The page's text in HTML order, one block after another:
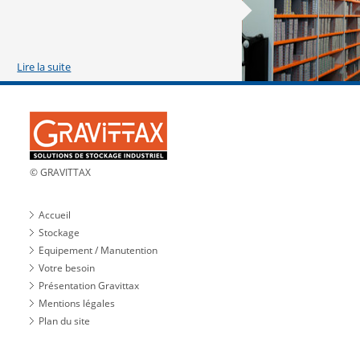
Lire la suite
© GRAVITTAX
Accueil
Stockage
Equipement / Manutention
Votre besoin
Présentation Gravittax
Mentions légales
Plan du site